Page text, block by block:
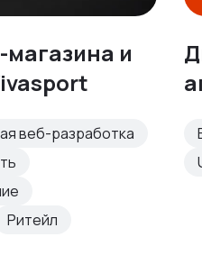
и
веб-разработка
Ритейл